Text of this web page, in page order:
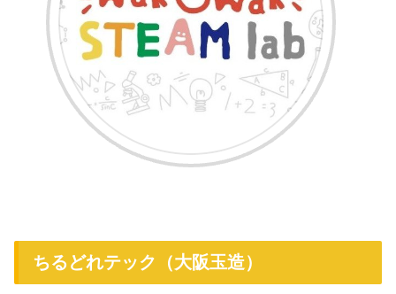
ちるどれテック（大阪玉造）